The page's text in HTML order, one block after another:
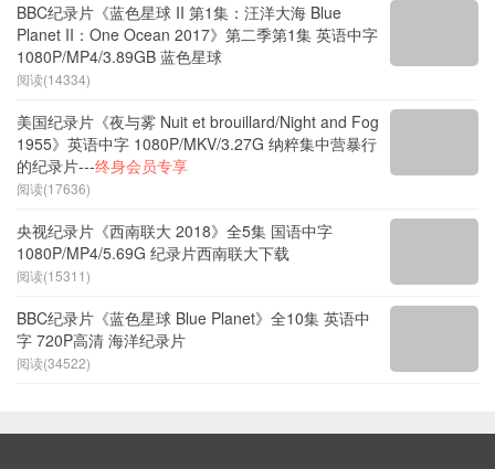
BBC纪录片《蓝色星球 II 第1集：汪洋大海 Blue
Planet II：One Ocean 2017》第二季第1集 英语中字
1080P/MP4/3.89GB 蓝色星球
阅读(14334)
美国纪录片《夜与雾 Nuit et brouillard/Night and Fog
1955》英语中字 1080P/MKV/3.27G 纳粹集中营暴行
的纪录片---终身会员专享
阅读(17636)
央视纪录片《西南联大 2018》全5集 国语中字
1080P/MP4/5.69G 纪录片西南联大下载
阅读(15311)
BBC纪录片《蓝色星球 Blue Planet》全10集 英语中
字 720P高清 海洋纪录片
阅读(34522)